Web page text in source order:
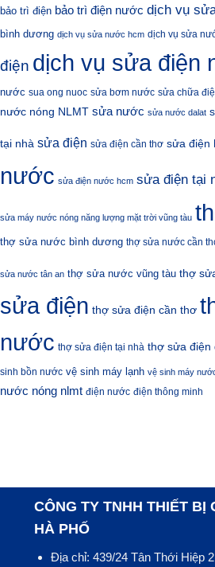
bảo trì điện bảo trì điện nước dịch vụ
bình dương dịch vụ sửa nước hcm dịch vụ sửa
điện dịch vụ sửa điện
nước sua ong nuoc sửa bơm nước sửa chữa
nước nóng NLMT sửa nước sửa nước dalat
tại nhà sửa điện sửa điện cần thơ sửa điện
nước sửa điện nước hcm sửa điện tại
sửa máy nước nóng năng lượng mặt trời vũng tàu
thợ sửa nước bình dương thợ sửa nước cần
sửa nước tân an thợ sửa nước vũng tàu thợ
sửa điện thợ sửa điện cần thơ
nước thợ sửa điện tại nhà thợ sửa điện
sinh bồn nước vệ sinh máy lạnh vệ sinh máy
nước nóng nlmt điện nước điện thông minh
CÔNG TY TNHH THIẾT BỊ
HÀ PHỐ
Địa chỉ: 439/24 Tân Thới Hiệp